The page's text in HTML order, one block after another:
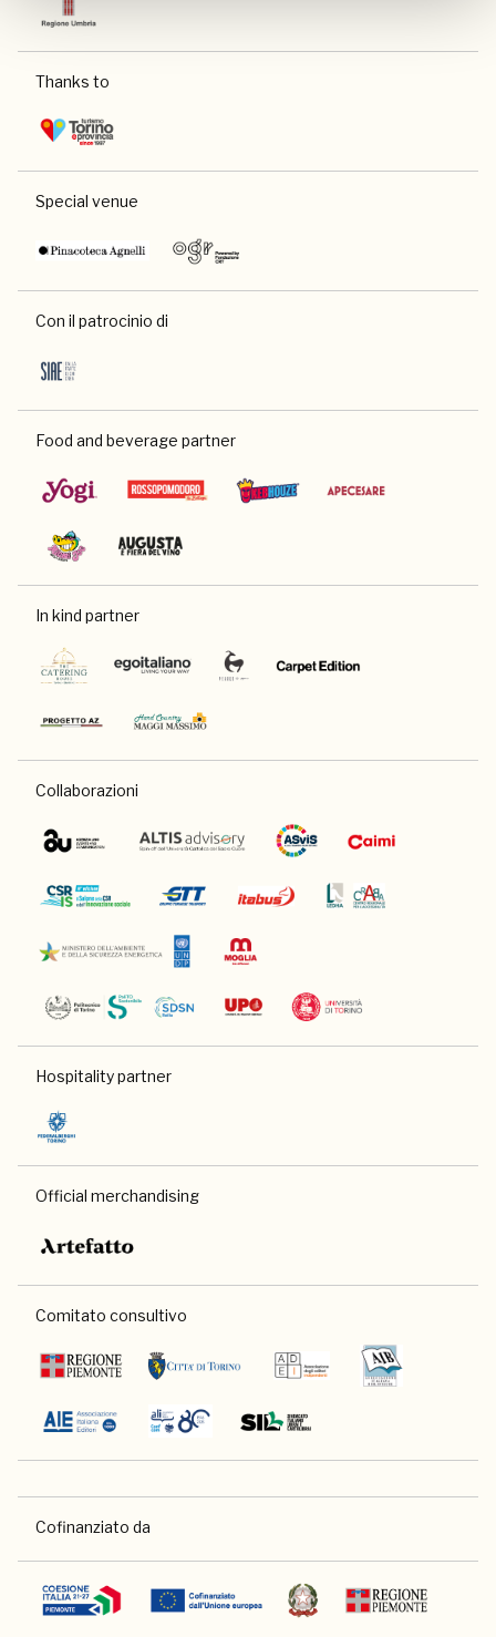
Thanks to
Special venue
Con il patrocinio di
Food and beverage partner
In kind partner
Collaborazioni
Hospitality partner
Official merchandising
Comitato consultivo
Cofinanziato da